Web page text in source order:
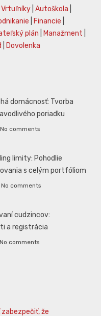
Vrtuľníky Autoškola
Financie
plán Manažment
Dovolenka
domácnosť: Tvorba
poriadku
No comments
limity: Pohodlie
s celým portfóliom
No comments
cudzincov:
a registrácia
No comments
že